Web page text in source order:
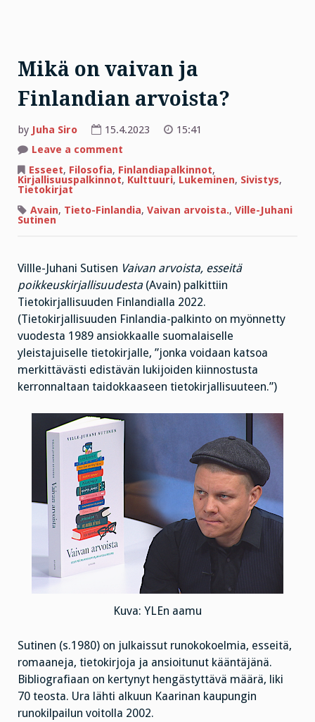
Mikä on vaivan ja
Finlandian arvoista?
by Juha Siro 15.4.2023
15:41
Leave a comment
on
vaivan
ja
arvoista?
Esseet, Filosofia, Finlandiapalkinnot,
Kirjallisuuspalkinnot, Kulttuuri, Lukeminen, Sivistys,
Tietokirjat
Avain, Tieto-Finlandia, Vaivan arvoista., Ville-Juhani
Sutinen
Villle-Juhani Sutisen Vaivan arvoista, esseitä
poikkeuskirjallisuudesta (Avain) palkittiin
Tietokirjallisuuden Finlandialla 2022.
(Tietokirjallisuuden Finlandia-palkinto on myönnetty
vuodesta 1989 ansiokkaalle suomalaiselle
yleistajuiselle tietokirjalle, ”jonka voidaan katsoa
merkittävästi edistävän lukijoiden kiinnostusta
kerronnaltaan taidokkaaseen tietokirjallisuuteen.”)
Kuva: YLEn aamu
Sutinen (s.1980) on julkaissut runokokoelmia, esseitä,
romaaneja, tietokirjoja ja ansioitunut kääntäjänä.
Bibliografiaan on kertynyt hengästyttävä määrä, liki
70 teosta. Ura lähti alkuun Kaarinan kaupungin
runokilpailun voitolla 2002.